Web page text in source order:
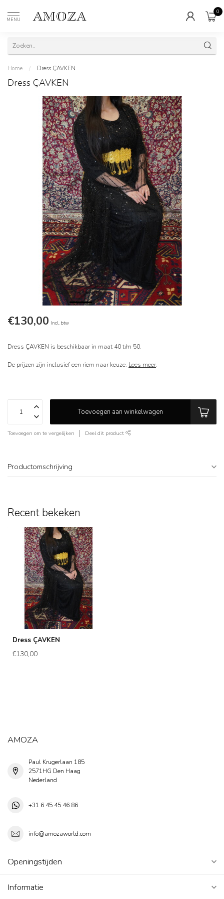
MENU
0
Home / Dress ÇAVKEN
Dress ÇAVKEN
€130,00 Incl. btw
Dress ÇAVKEN is beschikbaar in maat 40 t/m 50.
De prijzen zijn inclusief een riem naar keuze. Lees meer.
Toevoegen aan winkelwagen
Toevoegen om te vergelijken Deel dit product
Productomschrijving
Recent bekeken
Dress ÇAVKEN
€130,00
AMOZA
Paul Krugerlaan 185
2571HG Den Haag
Nederland
+31 6 45 45 46 86
info@amozaworld.com
Openingstijden
Informatie